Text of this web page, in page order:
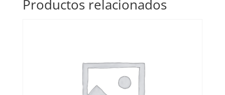
Productos relacionados